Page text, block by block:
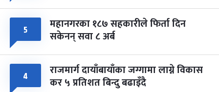
५ महानगरका १८७ सहकारीले फिर्ता दिन
सकेनन् सवा ८ अर्ब
४ राजमार्ग दायाँबायाँका जग्गामा लाग्ने विकास
कर ५ प्रतिशत बिन्दु बढाइँदै